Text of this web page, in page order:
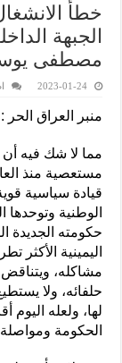
خطأ
الجبهة
مصطفى
2023-01-24
منبر العراق الحر :
مما لا شك فيه أن
قيادة سياسية
الوطنية وتوحدها
حكومته الجديدة
اليمينية الأكثر
مشاكله،
حلفائه، ولا
لها، ولعله اليوم
الحكومة